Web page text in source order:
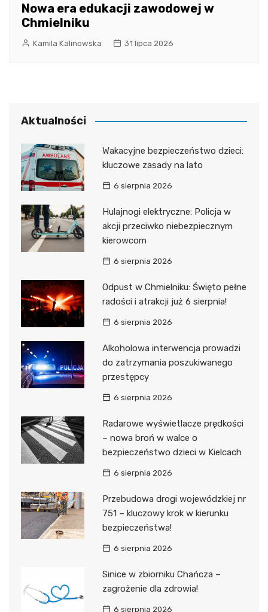
Nowa era edukacji zawodowej w
Chmielniku
Kamila Kalinowska 31 lipca 2026
Aktualności
Wakacyjne bezpieczeństwo dzieci:
kluczowe zasady na lato
6 sierpnia 2026
Hulajnogi elektryczne: Policja w
akcji przeciwko niebezpiecznym
kierowcom
6 sierpnia 2026
Odpust w Chmielniku: Święto pełne
radości i atrakcji już 6 sierpnia!
6 sierpnia 2026
Alkoholowa interwencja prowadzi
do zatrzymania poszukiwanego
przestępcy
6 sierpnia 2026
Radarowe wyświetlacze prędkości
– nowa broń w walce o
bezpieczeństwo dzieci w Kielcach
6 sierpnia 2026
Przebudowa drogi wojewódzkiej nr
751 – kluczowy krok w kierunku
bezpieczeństwa!
6 sierpnia 2026
Sinice w zbiorniku Chańcza –
zagrożenie dla zdrowia!
6 sierpnia 2026